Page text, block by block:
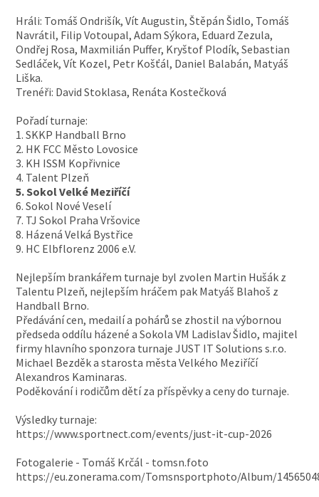
Hráli: Tomáš Ondrišík, Vít Augustin, Štěpán Šidlo, Tomáš
Navrátil, Filip Votoupal, Adam Sýkora, Eduard Zezula,
Ondřej Rosa, Maxmilián Puffer, Kryštof Plodík, Sebastian
Sedláček, Vít Kozel, Petr Košťál, Daniel Balabán, Matyáš
Liška.
Trenéři: David Stoklasa, Renáta Kostečková
Pořadí turnaje:
1. SKKP Handball Brno
2. HK FCC Město Lovosice
3. KH ISSM Kopřivnice
4. Talent Plzeň
5. Sokol Velké Meziříčí
6. Sokol Nové Veselí
7. TJ Sokol Praha Vršovice
8. Házená Velká Bystřice
9. HC Elbflorenz 2006 e.V.
Nejlepším brankářem turnaje byl zvolen Martin Hušák z
Talentu Plzeň, nejlepším hráčem pak Matyáš Blahoš z
Handball Brno.
Předávání cen, medailí a pohárů se zhostil na výbornou
předseda oddílu házené a Sokola VM Ladislav Šidlo, majitel
firmy hlavního sponzora turnaje JUST IT Solutions s.r.o.
Michael Bezděk a starosta města Velkého Meziříčí
Alexandros Kaminaras.
Poděkování i rodičům dětí za příspěvky a ceny do turnaje.
Výsledky turnaje:
https://www.sportnect.com/events/just-it-cup-2026
Fotogalerie - Tomáš Krčál - tomsn.foto
https://eu.zonerama.com/Tomsnsportphoto/Album/